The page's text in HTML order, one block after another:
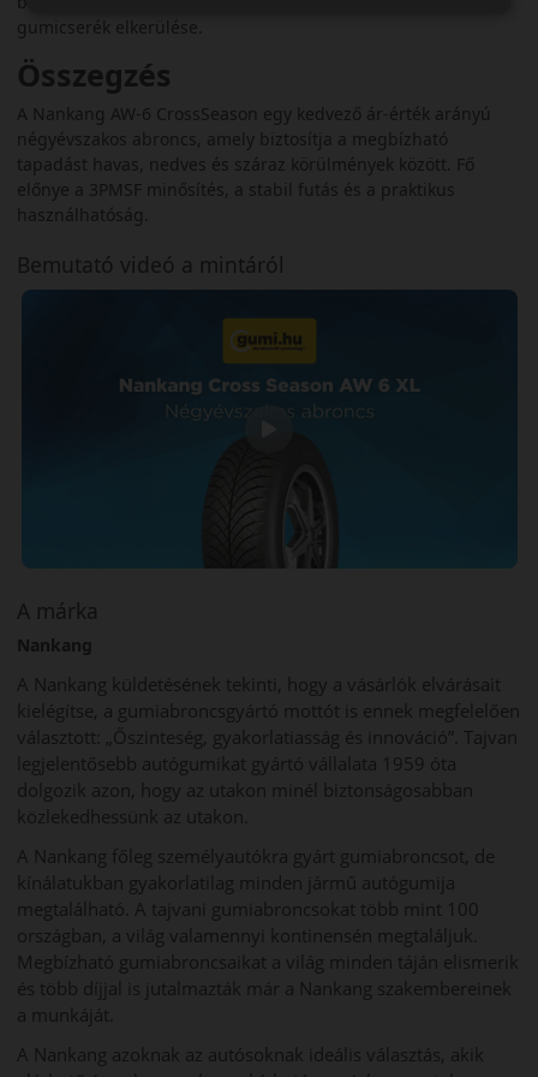
gumicserék elkerülése.
Összegzés
A Nankang AW-6 CrossSeason egy kedvező ár‑érték arányú
négyévszakos abroncs, amely biztosítja a megbízható
tapadást havas, nedves és száraz körülmények között. Fő
előnye a 3PMSF minősítés, a stabil futás és a praktikus
használhatóság.
Bemutató videó a mintáról
A márka
Nankang
A Nankang küldetésének tekinti, hogy a vásárlók elvárásait
kielégítse, a gumiabroncsgyártó mottót is ennek megfelelően
választott: „Őszinteség, gyakorlatiasság és innováció”. Tajvan
legjelentősebb autógumikat gyártó vállalata 1959 óta
dolgozik azon, hogy az utakon minél biztonságosabban
közlekedhessünk az utakon.
A Nankang főleg személyautókra gyárt gumiabroncsot, de
kínálatukban gyakorlatilag minden jármű autógumija
megtalálható. A tajvani gumiabroncsokat több mint 100
országban, a világ valamennyi kontinensén megtaláljuk.
Megbízható gumiabroncsaikat a világ minden táján elismerik
és több díjjal is jutalmazták már a Nankang szakembereinek
a munkáját.
A Nankang azoknak az autósoknak ideális választás, akik